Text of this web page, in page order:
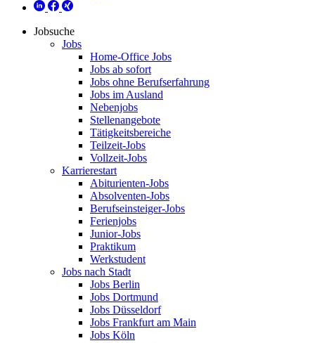
Jobsuche
Jobs
Home-Office Jobs
Jobs ab sofort
Jobs ohne Berufserfahrung
Jobs im Ausland
Nebenjobs
Stellenangebote
Tätigkeitsbereiche
Teilzeit-Jobs
Vollzeit-Jobs
Karrierestart
Abiturienten-Jobs
Absolventen-Jobs
Berufseinsteiger-Jobs
Ferienjobs
Junior-Jobs
Praktikum
Werkstudent
Jobs nach Stadt
Jobs Berlin
Jobs Dortmund
Jobs Düsseldorf
Jobs Frankfurt am Main
Jobs Köln